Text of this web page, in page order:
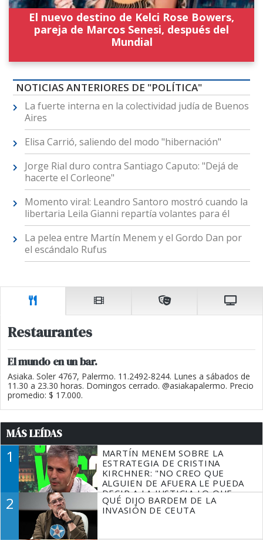
El nuevo destino de Kelci Rose Bowers,
pareja de Marcos Senesi, después del
Mundial
NOTICIAS ANTERIORES DE "POLÍTICA"
La fuerte interna en la colectividad judía de Buenos
Aires
Elisa Carrió, saliendo del modo "hibernación"
Jorge Rial duro contra Santiago Caputo: "Dejá de
hacerte el Corleone"
Momento viral: Leandro Santoro mostró cuando la
libertaria Leila Gianni repartía volantes para él
La pelea entre Martín Menem y el Gordo Dan por
el escándalo Rufus
Restaurantes
El mundo en un bar.
Asiaka. Soler 4767, Palermo. 11.2492-8244. Lunes a sábados de
11.30 a 23.30 horas. Domingos cerrado. @asiakapalermo. Precio
promedio: $ 17.000.
MÁS LEÍDAS
1
MARTÍN MENEM SOBRE LA
ESTRATEGIA DE CRISTINA
KIRCHNER: "NO CREO QUE
ALGUIEN DE AFUERA LE PUEDA
DECIR A LA JUSTICIA LO QUE
TIENE QUE HACER"
2
QUÉ DIJO BARDEM DE LA
INVASIÓN DE CEUTA